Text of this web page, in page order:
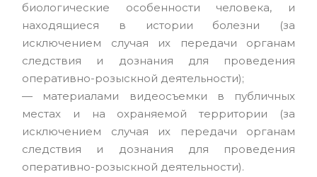
биологические особенности человека, и
находящиеся в истории болезни (за
исключением случая их передачи органам
следствия и дознания для проведения
оперативно-розыскной деятельности);
— материалами видеосъемки в публичных
местах и на охраняемой территории (за
исключением случая их передачи органам
следствия и дознания для проведения
оперативно-розыскной деятельности).